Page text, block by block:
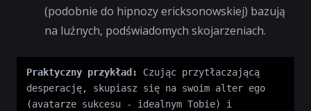
(podobnie do hipnozy ericksonowskiej) bazują
na luźnych, podświadomych skojarzeniach.
Praktyczny przykład:
Czując przytłaczającą
desperację, skupiasz się na swoim alter ego
(avatarze sukcesu - idealnym Tobie) i